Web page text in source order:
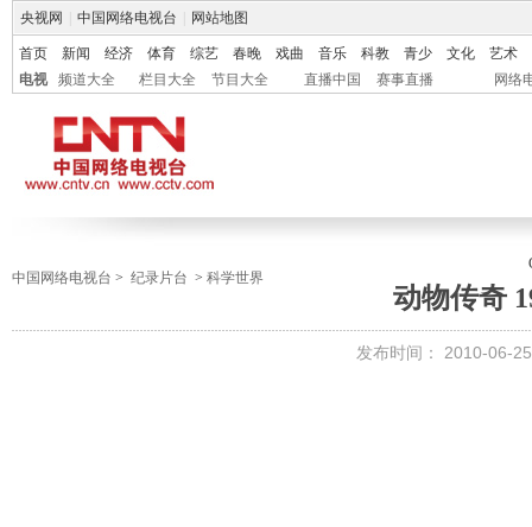
央视网 中国网络电视台 网站地图
首页 新闻 经济 体育 综艺 春晚 戏曲 音乐 科教 青少 文化
艺术
电视
频道大全 栏目大全 节目大全 直播中国 赛事直播 网络
中国网络电视台 > 纪录片台 > 科学世界
动物传奇
发布时间： 2010-06-